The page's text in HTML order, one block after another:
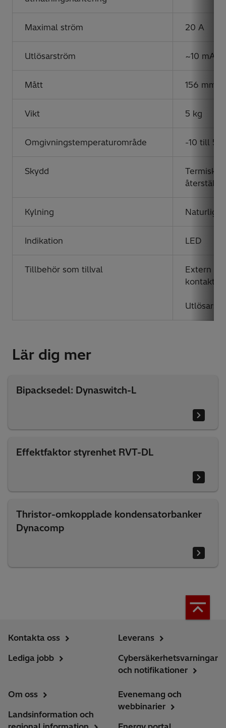
Maximal ström 20 A
Utlösarström ~10 mA
Mått 156 mm
Vikt 5 kg
Omgivningstemperaturområde -10 till 55
Skydd
Termisk
Kylning Naturlig
Indikation LED
Tillbehör som tillval
Extern
kontakt
Lär dig mer
Bipacksedel: Dynaswitch-L
Effektfaktor styrenhet RVT-DL
Thristor-omkopplade kondensatorbanker
Dynacomp
Kontakta oss
Lediga jobb
Leverans
Cybersäkerhetsvarningar
och notifikationer
Om oss
Landsinformation och
Evenemang och
webbinarier